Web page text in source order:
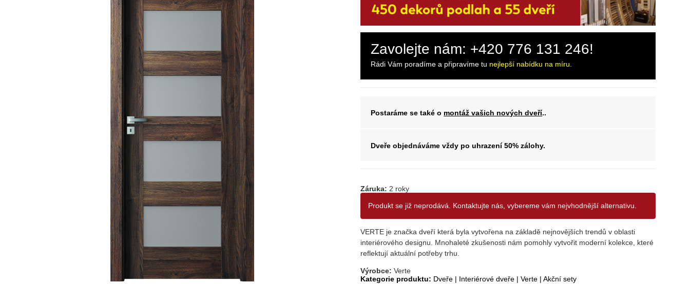
Zavolejte nám: +420 776 131 246!
Rádi Vám poradíme a připravíme tu nejlepší nabídku na míru.
Postaráme se také o montáž vašich nových dveří..
Dveře objednáváme vždy po uhrazení 50% zálohy.
Záruka:2 roky
Produkt se již neprodává. Kontaktujte nás, vybereme vám nejvhodnější alternativu.
VERTE je značka dveří která byla vytvořena na základě nejnovějších trendů v oblasti
interiérového designu. Mnohaleté zkušenosti nám pomohly vytvořit moderní kolekce, které
reflektují aktuální potřeby trhu.
Výrobce:Verte
Kategorie produktu: Dveře | Interiérové dveře |Verte |Akční sety